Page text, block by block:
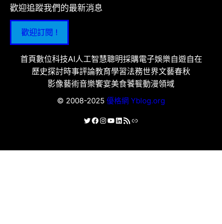
歡迎追蹤我們的最新消息
歡迎訂閱 !
首頁數位科技AI人工智慧聰明採購電子娛樂自遊自在
歷史探討時事評論教育學習法務世界文藝春秋
影像藝術音樂饗宴美食饕餮動漫領域
© 2008-2025 優格網 Yblog.org
X Facebook
Instagram
YouTube
LinkedIn
RSS 資訊提供連結